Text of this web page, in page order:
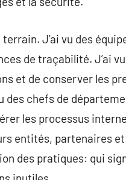
J’ai vu des
de traçabilité. J’ai
et de conserver les
des chefs de
les processus
entités, partenaires
des pratiques: qui